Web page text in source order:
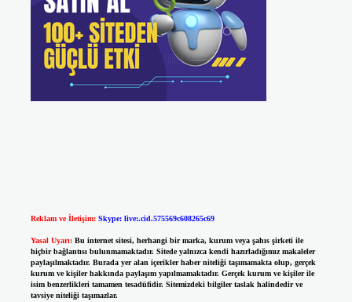
Reklam ve İletişim: Skype: live:.cid.575569c608265c69
Yasal Uyarı: Bu internet sitesi, herhangi bir marka, kurum veya şahıs şirketi ile
hiçbir bağlantısı bulunmamaktadır. Sitede yalnızca kendi hazırladığımız makaleler
paylaşılmaktadır. Burada yer alan içerikler haber niteliği taşımamakta olup, gerçek
kurum ve kişiler hakkında paylaşım yapılmamaktadır. Gerçek kurum ve kişiler ile
isim benzerlikleri tamamen tesadüfidir. Sitemizdeki bilgiler taslak halindedir ve
tavsiye niteliği taşımazlar.